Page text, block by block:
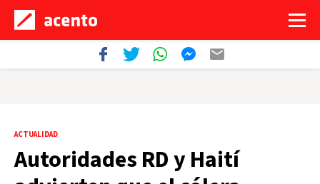
ACTUALIDAD
Autoridades RD y Haití